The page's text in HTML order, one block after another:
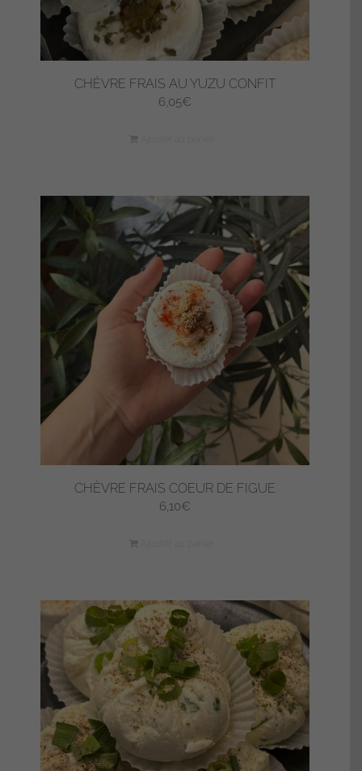
CHÈVRE FRAIS AU YUZU CONFIT
6,05€
CHÈVRE FRAIS COEUR DE FIGUE
6,10€